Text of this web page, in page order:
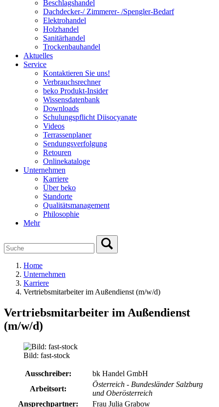
Beschlagshandel
Dachdecker-/ Zimmerer- /Spengler-Bedarf
Elektrohandel
Holzhandel
Sanitärhandel
Trockenbauhandel
Aktuelles
Service
Kontaktieren Sie uns!
Verbrauchsrechner
beko Produkt-Insider
Wissensdatenbank
Downloads
Schulungspflicht Diisocyanate
Videos
Terrassenplaner
Sendungsverfolgung
Retouren
Onlinekataloge
Unternehmen
Karriere
Über beko
Standorte
Qualitätsmanagement
Philosophie
Mehr
Home
Unternehmen
Karriere
Vertriebsmitarbeiter im Außendienst (m/w/d)
Vertriebsmitarbeiter im Außendienst
(m/w/d)
Bild: fast-stock
Ausschreiber:
bk Handel GmbH
Arbeitsort:
Österreich - Bundesländer Salzburg
und Oberösterreich
Ansprechpartner:
Frau Julia Grabow